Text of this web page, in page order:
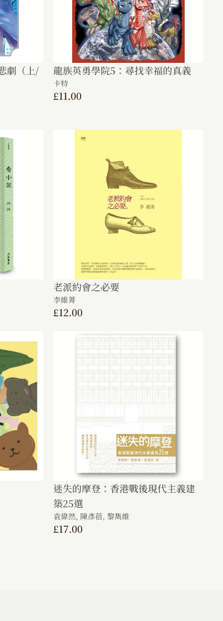
劇（上/ 龍族英勇學院5：尋找幸福的真義
卡特
£11.00
老派約會之必要
李維菁
£12.00
迷失的摩登：香港戰後現代主義建
築25選
袁偉然, 陳彥蓓, 黎雋維
£17.00